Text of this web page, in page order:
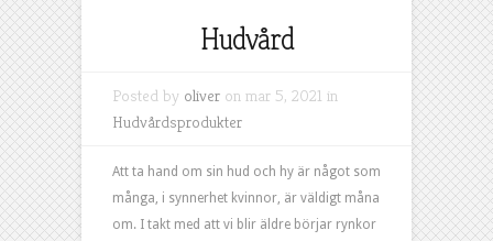
Hudvård
Posted by oliver on mar 5, 2021 in
Hudvårdsprodukter
Att ta hand om sin hud och hy är något som
många, i synnerhet kvinnor, är väldigt måna
om. I takt med att vi blir äldre börjar rynkor